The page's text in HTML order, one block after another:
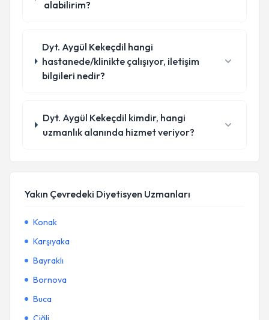
alabilirim?
Dyt. Aygül Kekeçdil hangi
hastanede/klinikte çalışıyor, iletişim
bilgileri nedir?
Dyt. Aygül Kekeçdil kimdir, hangi
uzmanlık alanında hizmet veriyor?
Yakın Çevredeki Diyetisyen Uzmanları
Konak
Karşıyaka
Bayraklı
Bornova
Buca